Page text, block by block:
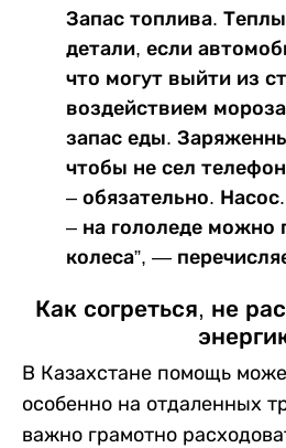
Запас топлива.
детали, если
что могут выйти из
воздействием
запас еды.
чтобы не сел
– обязательно.
– на гололеде можно
колеса”, —
Как согреться, не
В Казахстане помощь
особенно на отдаленных
важно грамотно